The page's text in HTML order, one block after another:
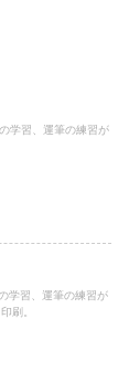
学習、運筆の練習が
学習、運筆の練習が
刷。